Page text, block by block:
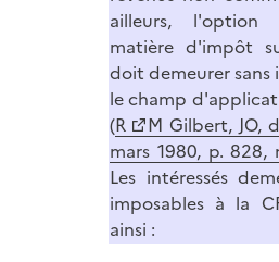
ailleurs, l'option
matière d'impôt
doit demeurer sans
le champ
(R
M Gilbert, JO,
mars 1980, p. 828,
Les intéressés
imposables à la
ainsi :